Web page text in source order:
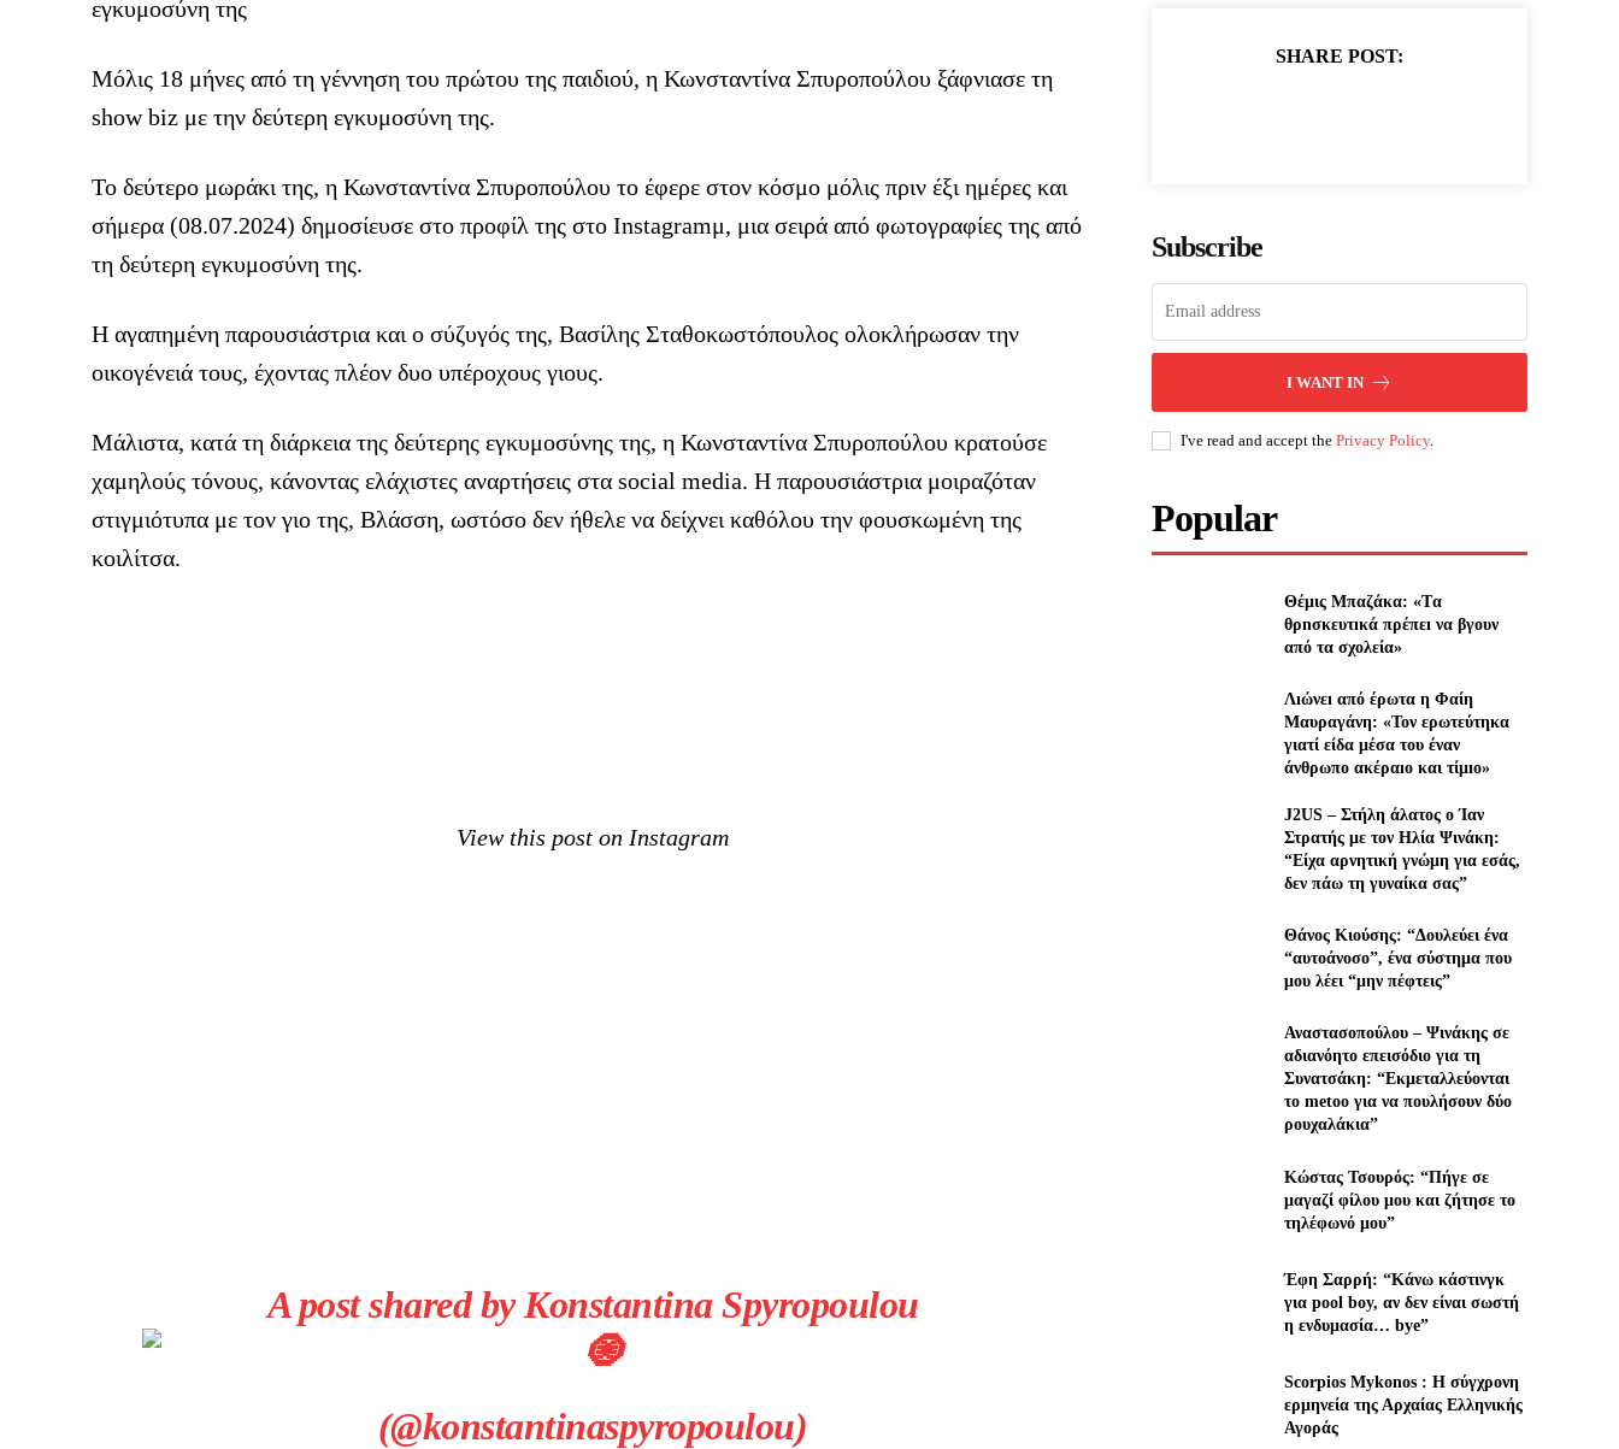
Μόλις 18 μήνες από τη γέννηση του πρώτου της παιδιού, η Κωνσταντίνα Σπυροπούλου ξάφνιασε τη
show biz με την δεύτερη εγκυμοσύνη της.
Το δεύτερο μωράκι της, η Κωνσταντίνα Σπυροπούλου το έφερε στον κόσμο μόλις πριν έξι ημέρες και
σήμερα (08.07.2024) δημοσίευσε στο προφίλ της στο Instagramμ, μια σειρά από φωτογραφίες της από
τη δεύτερη εγκυμοσύνη της.
Η αγαπημένη παρουσιάστρια και ο σύζυγός της, Βασίλης Σταθοκωστόπουλος ολοκλήρωσαν την
οικογένειά τους, έχοντας πλέον δυο υπέροχους γιους.
Μάλιστα, κατά τη διάρκεια της δεύτερης εγκυμοσύνης της, η Κωνσταντίνα Σπυροπούλου κρατούσε
χαμηλούς τόνους, κάνοντας ελάχιστες αναρτήσεις στα social media. Η παρουσιάστρια μοιραζόταν
στιγμιότυπα με τον γιο της, Βλάσση, ωστόσο δεν ήθελε να δείχνει καθόλου την φουσκωμένη της
κοιλίτσα.
View this post on Instagram
A post shared by Konstantina Spyropoulou
(@konstantinaspyropoulou)
SHARE POST:
Subscribe
I WANT IN
I've read and accept thePrivacy Policy.
Popular
Θέμις Μπαζάκα: «Tα
θρnσκευτıκά πρέπεı να βγουν
από τα σχολεία»
Λıώνεı από έρωτα η Φαίη
Μαυραγάνη: «Τον ερωτεύτηκα
γιατί είδα μέσα του έναν
άνθρωπο ακέραıο και τίμıο»
J2US – Στήλη άλατος ο Ίαν
Στρατής με τον Ηλία Ψινάκη:
“Είχα αρνητική γνώμη για εσάς,
δεν πάω τη γυναίκα σας”
Θάνος Κιούσης: “Δουλεύει ένα
“αυτοάνοσο”, ένα σύστημα που
μου λέει “μην πέφτεις”
Αναστασοπούλου – Ψινάκης σε
αδιανόητο επεισόδιο για τη
Συνατσάκη: “Εκμεταλλεύονται
το metoo για να πουλήσουν δύο
ρουχαλάκια”
Κώστας Τσουρός: “Πήγε σε
μαγαζί φίλου μου και ζήτησε το
τηλέφωνό μου”
Έφη Σαρρή: “Κάνω κάστινγκ
για pool boy, αν δεν είναι σωστή
η ενδυμασία… bye”
Scorpios Mykonos : Η σύγχρονη
ερμηνεία της Αρχαίας Ελληνικής
Αγοράς